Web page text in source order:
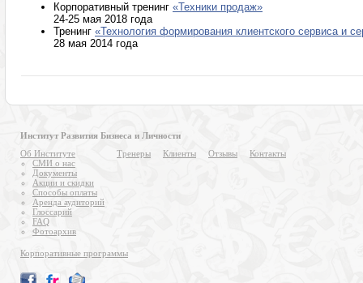
Корпоративный тренинг «Техники продаж»
24-25 мая 2018 года
Тренинг «Технология формирования клиентского сервиса и
28 мая 2014 года
Институт Развития Бизнеса и Личности
Об Институте
СМИ о нас
Документы
Акции и скидки
Способы оплаты
Аренда аудиторий
Глоссарий
FAQ
Фотоархив
Тренеры Клиенты Отзывы Контакты
Корпоративные программы